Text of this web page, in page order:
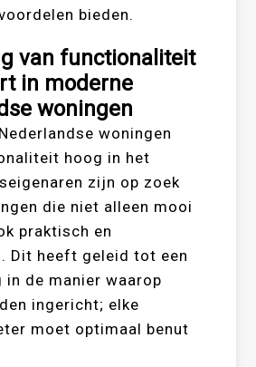
bieden.
van functionaliteit
in moderne
woningen
woningen
hoog in het
zijn op zoek
die niet alleen mooi
praktisch en
Dit heeft geleid tot een
in de manier waarop
ingericht; elke
moet optimaal benut